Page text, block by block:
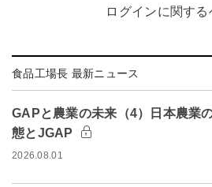
ログインに関す
食品工場長 最新ニュース
GAPと農業の未来（4）日本農業
態とJGAP
2026.08.01